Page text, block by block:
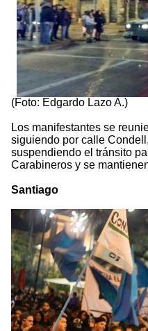
(Foto: Edgardo Lazo A.)
Los manifestantes se
siguiendo por calle
suspendiendo el tránsito
Carabineros y se
Santiago